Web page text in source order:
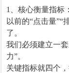
1、核心衡量指标
以前的“点击量”“
了。
我们必须建立一
力”。
关键指标就四个，